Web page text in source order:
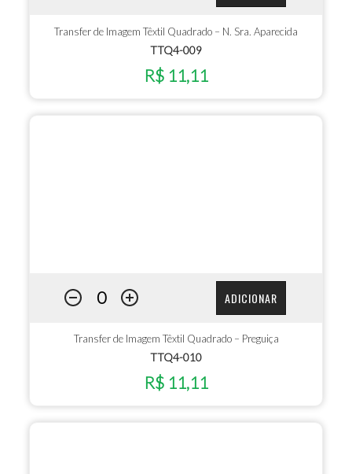
Transfer de Imagem Têxtil Quadrado – N. Sra. Aparecida
TTQ4-009
R$ 11,11
ADICIONAR
Transfer de Imagem Têxtil Quadrado – Preguiça
TTQ4-010
R$ 11,11